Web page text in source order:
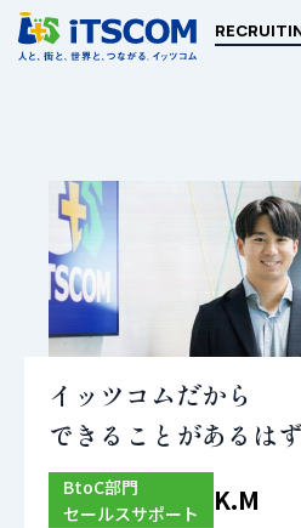
人と、街と、世界と、つながる。イ
イッツコムだから
できることがあるはず
BtoC部門
セールスサポート
K.M